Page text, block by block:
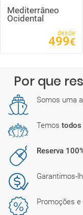
Mediterrâneo
Ocidental
desde
499€
Por que
Somos uma
Temos todos
Reserva
Garantimos-
Promoções